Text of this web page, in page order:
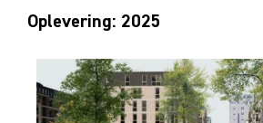
Oplevering: 2025